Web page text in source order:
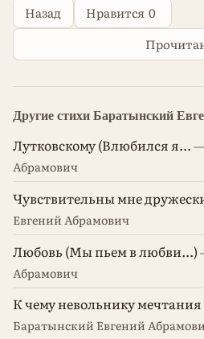
Назад Нравится 0
Другие стихи Баратынский
Лутковскому (Влюбился я...—
Абрамович
Чувствительны мне
Евгений Абрамович
Любовь (Мы пьем в любви...)
Абрамович
К чему невольнику
Баратынский Евгений